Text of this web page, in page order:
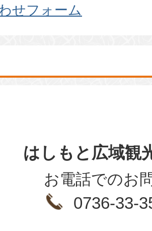
せフォーム
はしもと広域観
お電話でのお
0736-33-